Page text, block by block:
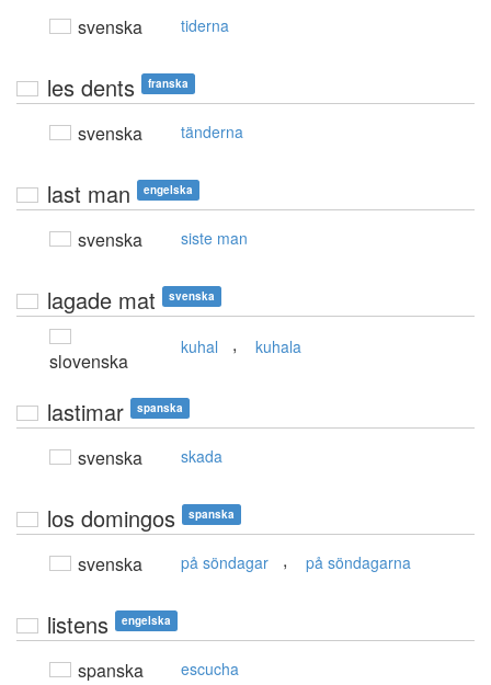
svenska tiderna
les dents franska
svenska tänderna
last man engelska
svenska siste man
lagade mat svenska
slovenska
kuhal , kuhala
lastimar spanska
svenska skada
los domingos spanska
svenska på söndagar , på söndagarna
listens engelska
spanska escucha